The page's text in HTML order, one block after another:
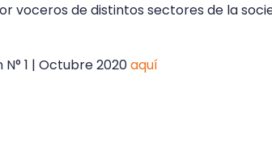
voceros de distintos sectores de la
1 | Octubre 2020aquí